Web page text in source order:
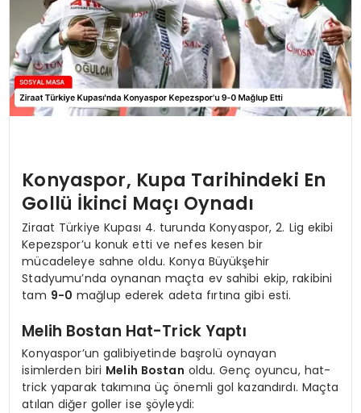
Konyaspor, Kupa Tarihindeki En
Gollü İkinci Maçı Oynadı
Ziraat Türkiye Kupası 4. turunda Konyaspor, 2. Lig ekibi
Kepezspor’u konuk etti ve nefes kesen bir
mücadeleye sahne oldu. Konya Büyükşehir
Stadyumu’nda oynanan maçta ev sahibi ekip, rakibini
tam 9-0 mağlup ederek adeta fırtına gibi esti.
Melih Bostan Hat-Trick Yaptı
Konyaspor’un galibiyetinde başrolü oynayan
isimlerden biri Melih Bostan oldu. Genç oyuncu, hat-
trick yaparak takımına üç önemli gol kazandırdı. Maçta
atılan diğer goller ise şöyleydi: